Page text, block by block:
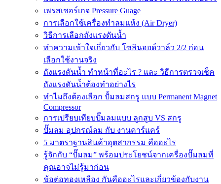
เพรสเชอร์เกจ Pressure Guage
การเลือกใช้เครื่องทำลมแห้ง (Air Dryer)
วิธีการเลือกถังแรงดันน้ำ
ทำความเข้าใจเกี่ยวกับ โซลินอยด์วาล์ว 2/2 ก่อน
เลือกใช้งานจริง
ถังแรงดันน้ำ ทำหน้าที่อะไร ? และ วิธีการตรวจเช็ค
ถังแรงดันน้ำต้องทำอย่างไร
ทำไมถึงต้องเลือก ปั้มลมสกรู แบบ Permanent Magnet
Compressor
การเปรียบเทียบปั๊มลมแบบ ลูกสูบ VS สกรู
ปั๊มลม อุปกรณ์ลม กับ งานคาร์แคร์
5 มาตราฐานสินค้าอุตสากรรม คืออะไร
รู้จักกับ “ปั๊มลม” พร้อมประโยชน์จากเครื่องปั๊มลมที่
คุณอาจไม่รู้มาก่อน
ข้อต่อทองเหลือง กันคืออะไรและเกี่ยวข้องกับงาน